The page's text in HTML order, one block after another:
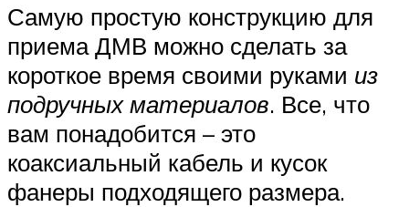
Самую простую конструкцию для
приема ДМВ можно сделать за
короткое время своими руками из
подручных материалов. Все, что
вам понадобится – это
коаксиальный кабель и кусок
фанеры подходящего размера.